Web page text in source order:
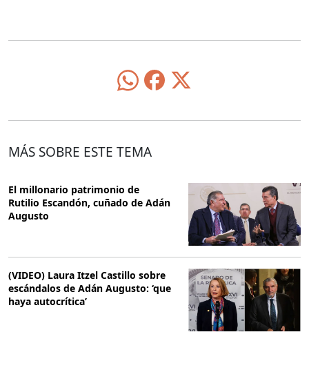
MÁS SOBRE ESTE TEMA
El millonario patrimonio de
Rutilio Escandón, cuñado de Adán
Augusto
(VIDEO) Laura Itzel Castillo sobre
escándalos de Adán Augusto: ‘que
haya autocrítica’